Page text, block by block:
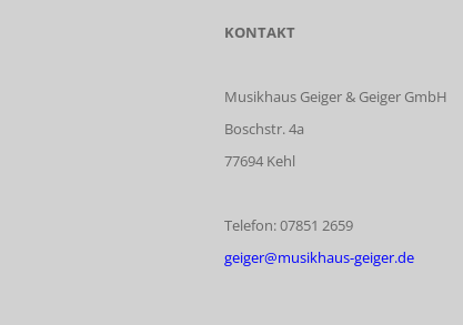
KONTAKT
Musikhaus Geiger & Geiger GmbH
Boschstr. 4a
77694 Kehl
Telefon: 07851 2659
geiger@musikhaus-geiger.de